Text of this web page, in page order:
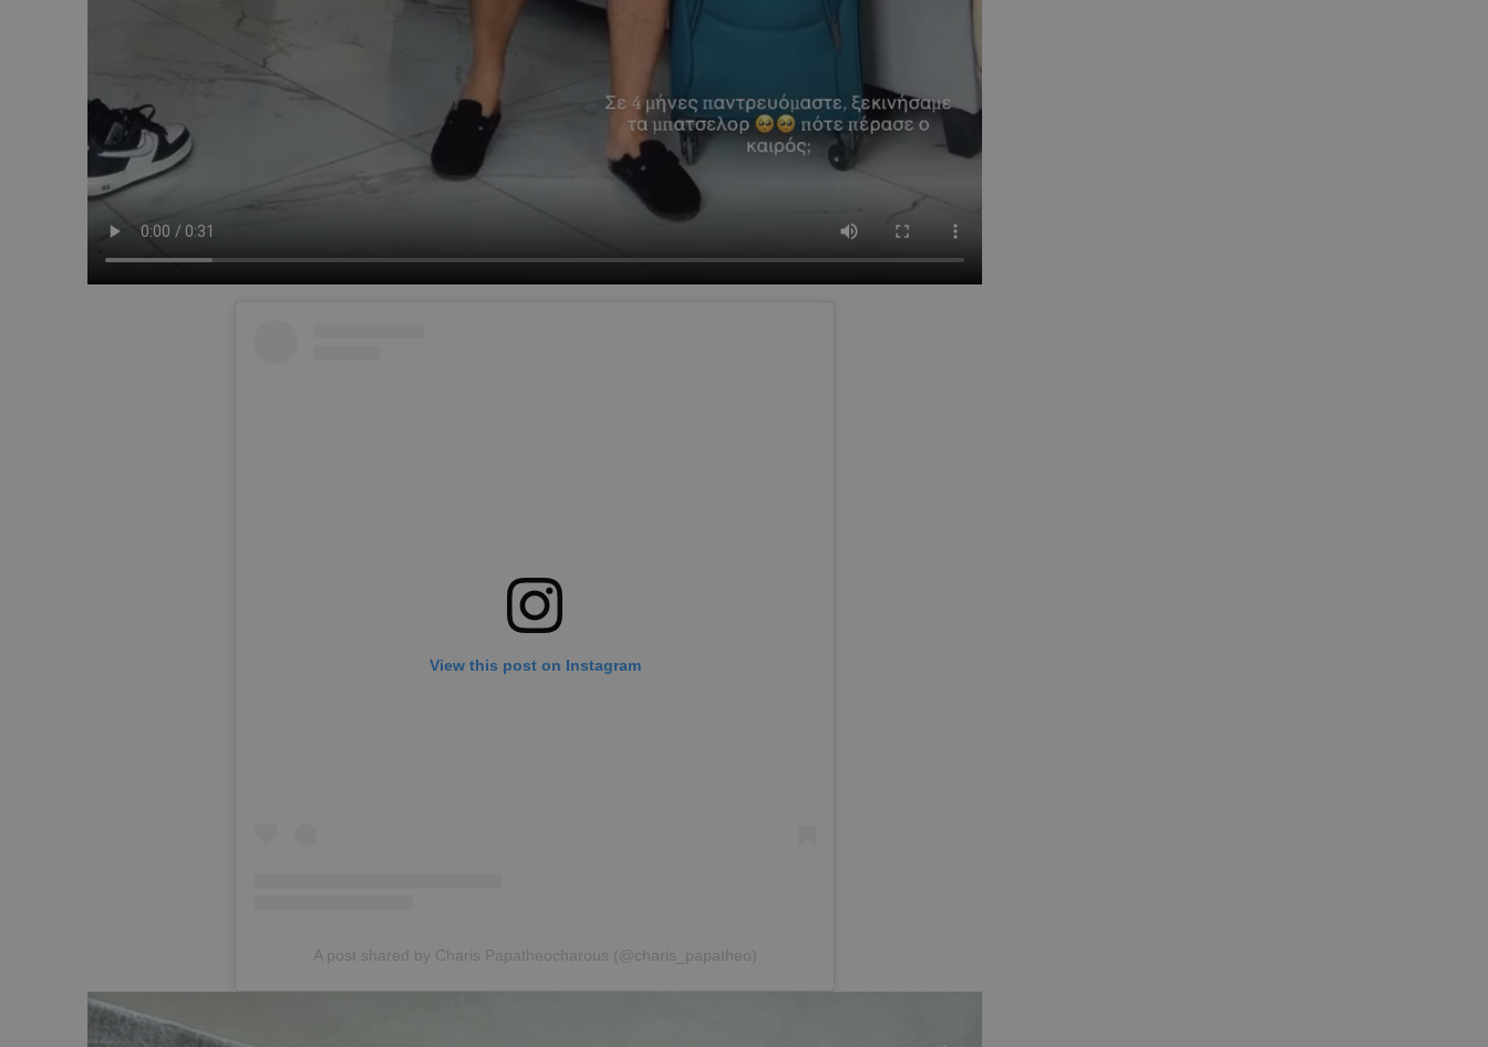
View this post on Instagram
A post shared by Charis Papatheocharous (@charis_papatheo)